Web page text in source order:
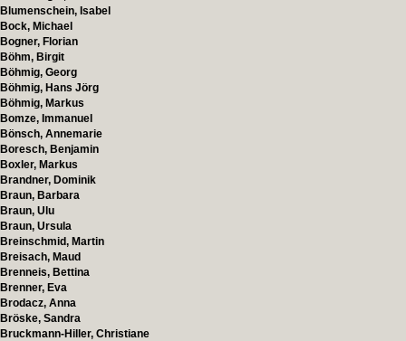
Blumenschein, Isabel
Bock, Michael
Bogner, Florian
Böhm, Birgit
Böhmig, Georg
Böhmig, Hans Jörg
Böhmig, Markus
Bomze, Immanuel
Bönsch, Annemarie
Boresch, Benjamin
Boxler, Markus
Brandner, Dominik
Braun, Barbara
Braun, Ulu
Braun, Ursula
Breinschmid, Martin
Breisach, Maud
Brenneis, Bettina
Brenner, Eva
Brodacz, Anna
Bröske, Sandra
Bruckmann-Hiller, Christiane